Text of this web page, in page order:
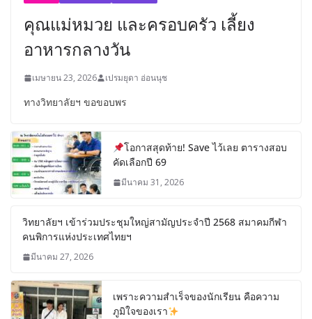
คุณแม่หมวย และครอบครัว เลี้ยง
อาหารกลางวัน
เมษายน 23, 2026 เปรมยุดา อ่อนนุช
ทางวิทยาลัยฯ ขอขอบพร
โอกาสสุดท้าย! Save ไว้เลย ตารางสอบ
คัดเลือกปี 69
มีนาคม 31, 2026
วิทยาลัยฯ เข้าร่วมประชุมใหญ่สามัญประจำปี 2568 สมาคมกีฬา
คนพิการแห่งประเทศไทยฯ
มีนาคม 27, 2026
เพราะความสำเร็จของนักเรียน คือความ
ภูมิใจของเรา